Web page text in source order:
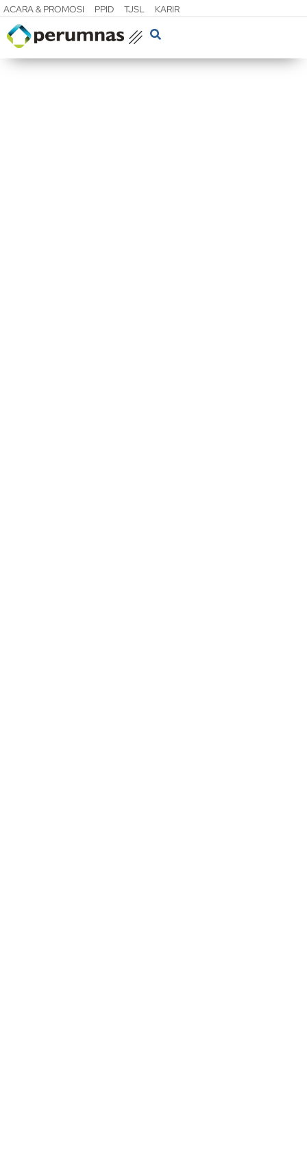
ACARA & PROMOSI PPID TJSL KARIR